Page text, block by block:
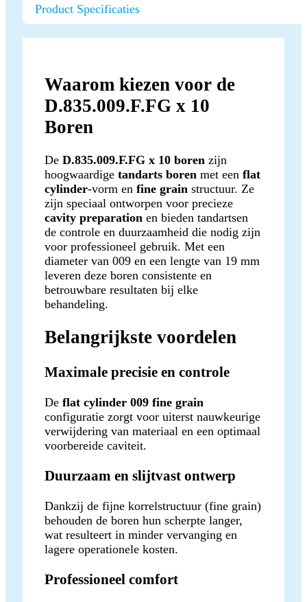
Product Specificaties
Waarom kiezen voor de
D.835.009.F.FG x 10
Boren
De D.835.009.F.FG x 10 boren zijn
hoogwaardige tandarts boren met een flat
cylinder-vorm en fine grain structuur. Ze
zijn speciaal ontworpen voor precieze
cavity preparation en bieden tandartsen
de controle en duurzaamheid die nodig zijn
voor professioneel gebruik. Met een
diameter van 009 en een lengte van 19 mm
leveren deze boren consistente en
betrouwbare resultaten bij elke
behandeling.
Belangrijkste voordelen
Maximale precisie en controle
De flat cylinder 009 fine grain
configuratie zorgt voor uiterst nauwkeurige
verwijdering van materiaal en een optimaal
voorbereide caviteit.
Duurzaam en slijtvast ontwerp
Dankzij de fijne korrelstructuur (fine grain)
behouden de boren hun scherpte langer,
wat resulteert in minder vervanging en
lagere operationele kosten.
Professioneel comfort